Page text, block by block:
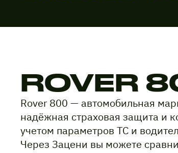
ROVER
Rover 800 — автомобильная
надёжная страховая защита и
учетом параметров ТС и
Через Зацени вы можете